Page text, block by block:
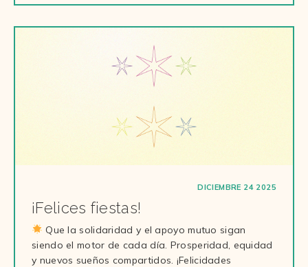
DICIEMBRE 24 2025
¡Felices fiestas!
Que la solidaridad y el apoyo mutuo sigan
siendo el motor de cada día. Prosperidad, equidad
y nuevos sueños compartidos. ¡Felicidades